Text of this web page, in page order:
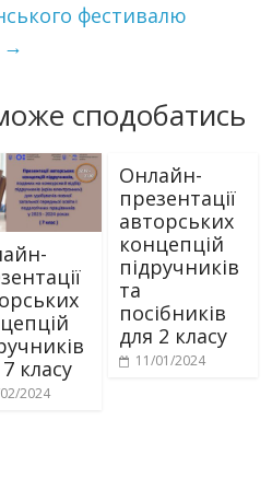
фестивалю
→
сподобатись
класу
2024
Онлайн-
презентації
авторських
концепцій
підручників
та
посібників
для 2 класу
11/01/2024